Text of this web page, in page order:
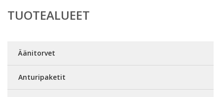
TUOTEALUEET
Äänitorvet
Anturipaketit